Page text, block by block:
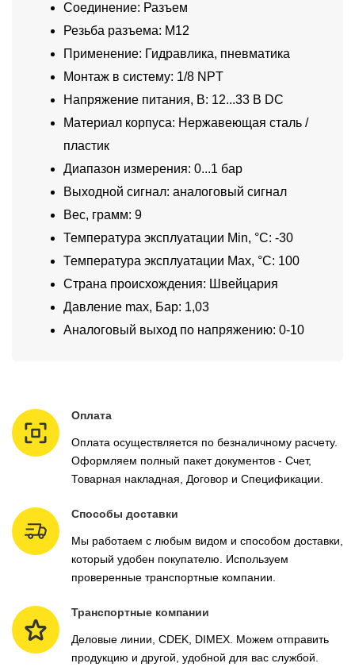
Соединение: Разъем
Резьба разъема: M12
Применение: Гидравлика, пневматика
Монтаж в систему: 1/8 NPT
Напряжение питания, В: 12...33 В DC
Материал корпуса: Нержавеющая сталь /
пластик
Диапазон измерения: 0...1 бар
Выходной сигнал: аналоговый сигнал
Вес, грамм: 9
Температура эксплуатации Min, °C: -30
Температура эксплуатации Max, °C: 100
Страна происхождения: Швейцария
Давление max, Бар: 1,03
Аналоговый выход по напряжению: 0-10
Оплата
Оплата осуществляется по безналичному расчету.
Оформляем полный пакет документов - Счет,
Товарная накладная, Договор и Спецификации.
Способы доставки
Мы работаем с любым видом и способом доставки,
который удобен покупателю. Используем
проверенные транспортные компании.
Транспортные компании
Деловые линии, CDEK, DIMEX. Можем отправить
продукцию и другой, удобной для вас службой.